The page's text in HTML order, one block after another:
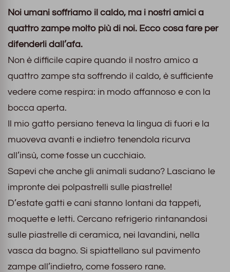
Noi umani soffriamo il caldo, ma i nostri amici a
quattro zampe molto più di noi. Ecco cosa fare per
difenderli dall’afa.
Non è difficile capire quando il nostro amico a
quattro zampe sta soffrendo il caldo, è sufficiente
vedere come respira: in modo affannoso e con la
bocca aperta.
Il mio gatto persiano teneva la lingua di fuori e la
muoveva avanti e indietro tenendola ricurva
all’insù, come fosse un cucchiaio.
Sapevi che anche gli animali sudano? Lasciano le
impronte dei polpastrelli sulle piastrelle!
D’estate gatti e cani stanno lontani da tappeti,
moquette e letti. Cercano refrigerio rintanandosi
sulle piastrelle di ceramica, nei lavandini, nella
vasca da bagno. Si spiattellano sul pavimento
zampe all’indietro, come fossero rane.